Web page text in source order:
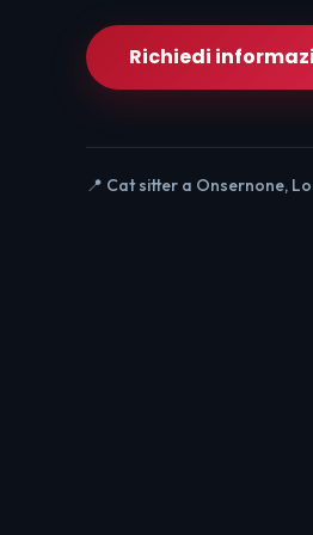
Richiedi
📍 Cat sitter a Onsernone,